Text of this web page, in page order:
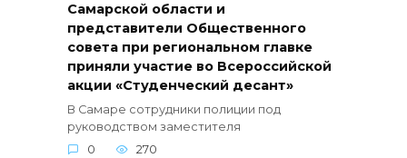
Самарской области и
представители Общественного
совета при региональном главке
приняли участие во Всероссийской
акции «Студенческий десант»
В Самаре сотрудники полиции под
руководством заместителя
0
270